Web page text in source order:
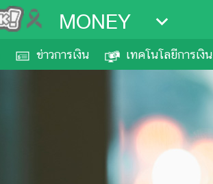
MONEY
ข่าวการเงิน เทคโนโลยีการเงิน